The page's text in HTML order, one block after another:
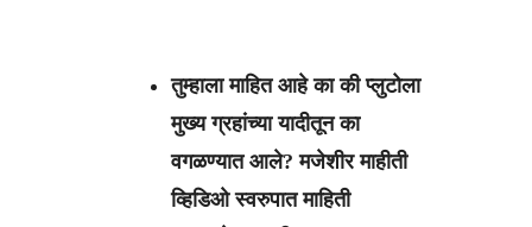
तुम्हाला माहित आहे का की प्लुटोला
मुख्य ग्रहांच्या यादीतून का
वगळण्यात आले? मजेशीर माहीती
व्हिडिओ स्वरुपात माहिती